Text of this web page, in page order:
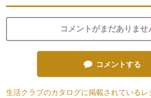
コメントがまだありませ
コメントする
生活クラブのカタログに掲載されているレ